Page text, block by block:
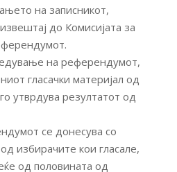
на записникот,
до Комисијата за
на референдумот,
гласачки материјал од
утврдува резултатот од
се донесува со
избирачите кои гласале,
од половината од